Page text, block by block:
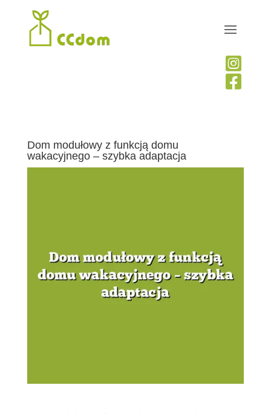


Dom modułowy z funkcją domu
wakacyjnego – szybka adaptacja